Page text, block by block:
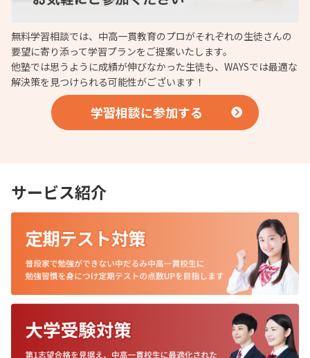
無料学習相談では、中高一貫教育のプロがそれぞれの生徒さんの
要望に寄り添って学習プランをご提案いたします。
他塾では思うように成績が伸びなかった生徒も、WAYSでは最適な
解決策を見つけられる可能性がございます！
学習相談に参加する
サービス紹介